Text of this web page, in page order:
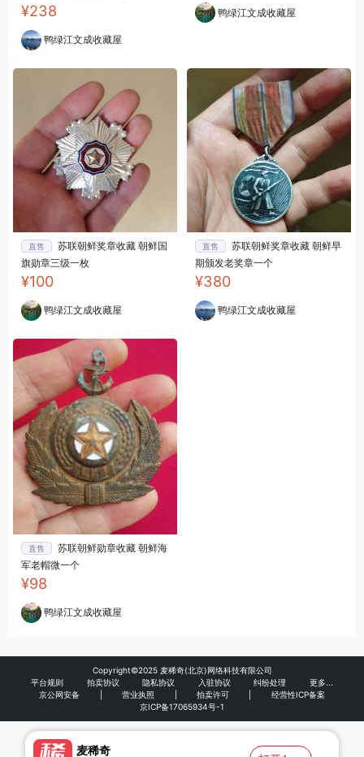
¥238
鸭绿江文成收藏屋
鸭绿江文成收藏屋
直售
苏联朝鲜奖章收藏 朝鲜国
旗勋章三级一枚
¥100
鸭绿江文成收藏屋
直售
苏联朝鲜奖章收藏 朝鲜早
期颁发老奖章一个
¥380
鸭绿江文成收藏屋
直售
苏联朝鲜勋章收藏 朝鲜海
军老帽微一个
¥98
鸭绿江文成收藏屋
Copyright©2025 麦稀奇(北京)网络科技有限公司
平台规则
拍卖协议 隐私协议 入驻协议 纠纷处理
更多...
京公网安备
营业执照 拍卖许可
经营性ICP备案
京ICP备17065934号-1
麦稀奇